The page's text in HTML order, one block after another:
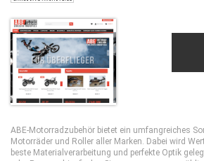
ABE-Motorradzubehör bietet ein umfangreiches
Motorräder und Roller aller Marken. Dabei wird
beste Materialverarbeitung und perfekte Optik